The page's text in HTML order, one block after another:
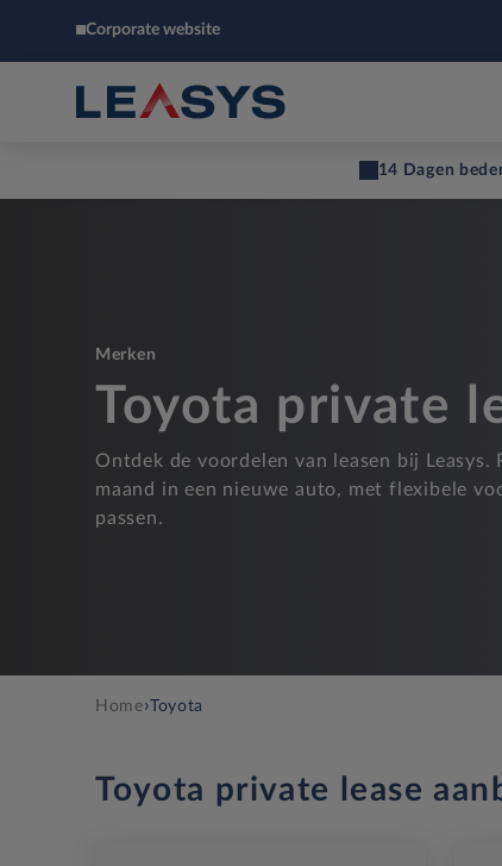
Corporate website
14 Dagen
Merken
Toyota private
Ontdek de voordelen van leasen bij Leasys.
maand in een nieuwe auto, met flexibele
passen.
Home› Toyota
Toyota private lease